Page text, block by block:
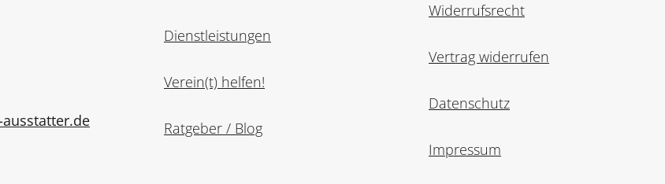
Dienstleistungen
Verein(t) helfen!
Ratgeber / Blog
Widerrufsrecht
Vertrag widerrufen
Datenschutz
Impressum